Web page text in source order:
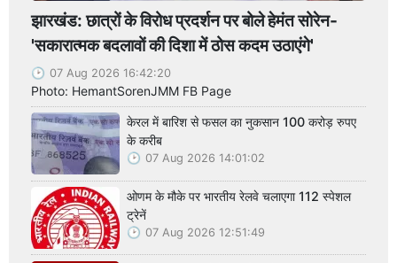
झारखंड: छात्रों के विरोध प्रदर्शन पर बोले हेमंत सोरेन-
'सकारात्मक बदलावों की दिशा में ठोस कदम उठाएंगे'
07 Aug 2026 16:42:20
Photo: HemantSorenJMM FB Page
केरल में बारिश से फसल का नुकसान 100 करोड़ रुपए
के करीब
07 Aug 2026 14:01:02
ओणम के मौके पर भारतीय रेलवे चलाएगा 112 स्पेशल
ट्रेनें
07 Aug 2026 12:51:49